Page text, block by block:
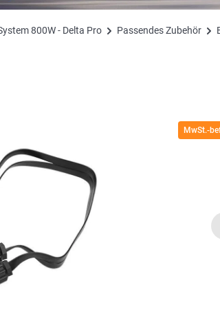
800W - Delta Pro Passendes Zubehör
MwSt.-